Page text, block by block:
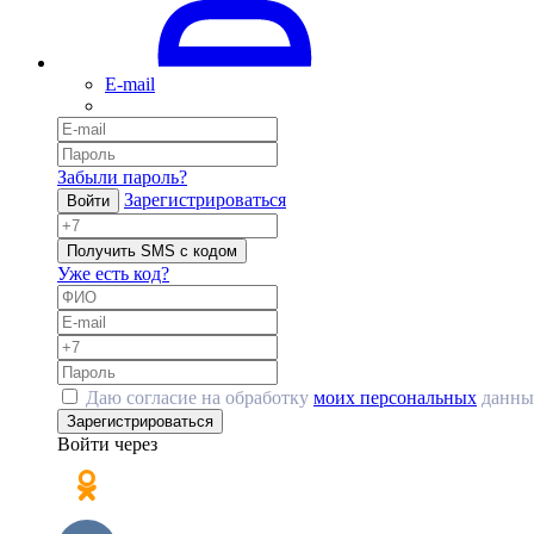
E-mail
Забыли пароль?
Войти Зарегистрироваться
Получить SMS с кодом
Уже есть код?
Даю согласие на обработку моих персональных
Зарегистрироваться
Войти через